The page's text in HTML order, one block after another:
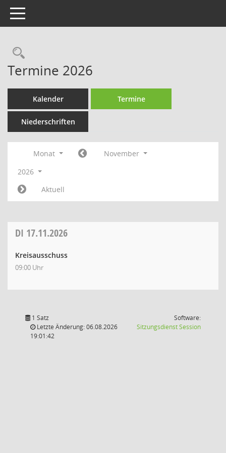
Toggle navigation
Rechercheauswahl
Termine 2026
Kalender Termine
Niederschriften
Monat
November
2026
Aktuell
DI 17.11.2026
Kreisausschuss
09:00 Uhr
1 Satz
Letzte Änderung: 06.08.2026
19:01:42
Software:
SitzungsdienstSession(Wird in